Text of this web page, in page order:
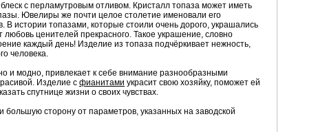
с перламутровым отливом. Кристалл топаза может иметь
Ювелиры же почти целое столетие именовали его
истории топазами, которые стоили очень дорого, украшались
ценителей прекрасного. Такое украшение, словно
каждый день! Изделие из топаза подчёркивает нежность,
человека.
и модно, привлекает к себе внимание разнообразными
Изделие с фианитами украсит свою хозяйку, поможет ей
спутнице жизни о своих чувствах.
сторону от параметров, указанных на заводской